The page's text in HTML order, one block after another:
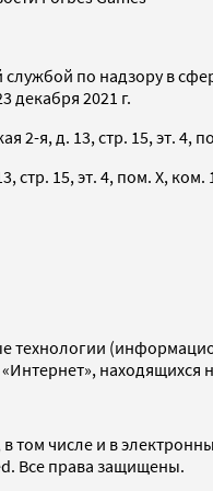
по надзору в
декабря 2021 г.
2-я, д. 13, стр. 15, эт. 4,
стр. 15, эт. 4, пом. X, ком. 1
том числе и в
Все права защищены.